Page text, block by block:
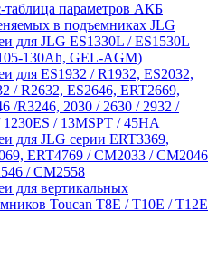
таблица параметров АКБ
в подъемниках JLG
для JLG ES1330L / ES1530L
130Ah, GEL-AGM)
для ES1932 / R1932, ES2032,
/ R2632, ES2646, ERT2669,
/R3246, 2030 / 2630 / 2932 /
1230ES / 13MSPT / 45HA
для JLG серии ERT3369,
ERT4769 / CM2033 / CM2046
/ CM2558
для вертикальных
Toucan T8E / T10E / T12E